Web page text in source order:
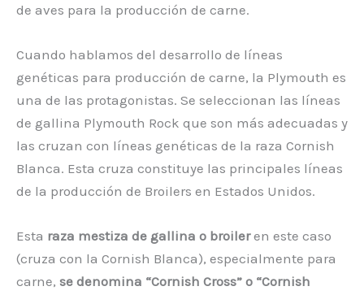
de aves para la producción de carne.
Cuando hablamos del desarrollo de líneas
genéticas para producción de carne, la Plymouth es
una de las protagonistas. Se seleccionan las líneas
de gallina Plymouth Rock que son más adecuadas y
las cruzan con líneas genéticas de la raza Cornish
Blanca. Esta cruza constituye las principales líneas
de la producción de Broilers en Estados Unidos.
Esta raza mestiza de gallina o broileren este caso
(cruza con la Cornish Blanca), especialmente para
carne, se denomina “Cornish Cross” o “Cornish